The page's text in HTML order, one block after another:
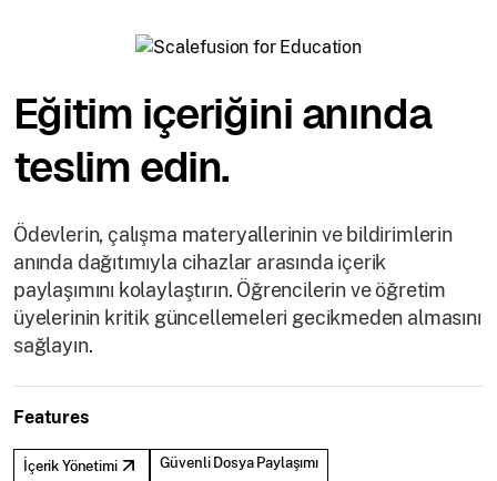
Eğitim içeriğini anında
teslim edin.
Ödevlerin, çalışma materyallerinin ve bildirimlerin
anında dağıtımıyla cihazlar arasında içerik
paylaşımını kolaylaştırın. Öğrencilerin ve öğretim
üyelerinin kritik güncellemeleri gecikmeden almasını
sağlayın.
Features
İçerik Yönetimi Güvenli Dosya Paylaşımı